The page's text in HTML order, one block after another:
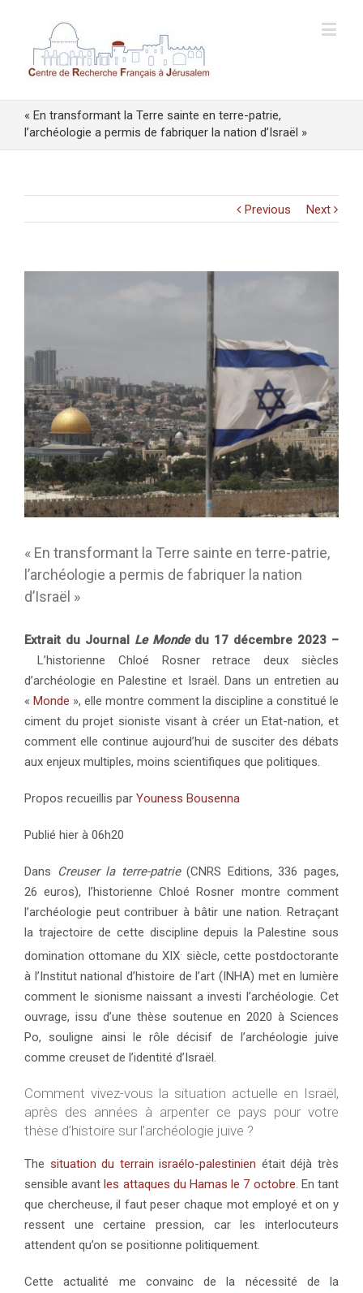
« En transformant la Terre sainte en terre-patrie,
l’archéologie a permis de fabriquer la nation d’Israël »
Previous Next
« En transformant la Terre sainte en terre-patrie,
l’archéologie a permis de fabriquer la nation
d’Israël »
Extrait du Journal Le Mondedu 17 décembre 2023 –
L’historienne Chloé Rosner retrace deux siècles
d’archéologie en Palestine et Israël. Dans un entretien au
« Monde », elle montre comment la discipline a constitué le
ciment du projet sioniste visant à créer un Etat-nation, et
comment elle continue aujourd’hui de susciter des débats
aux enjeux multiples, moins scientifiques que politiques.
Propos recueillis par Youness Bousenna
Publié hier à 06h20
Dans Creuser la terre-patrie(CNRS Editions, 336 pages,
26 euros), l’historienne Chloé Rosner montre comment
l’archéologie peut contribuer à bâtir une nation. Retraçant
la trajectoire de cette discipline depuis la Palestine sous
domination ottomane du XIX siècle, cette postdoctorante
à l’Institut national d’histoire de l’art (INHA) met en lumière
comment le sionisme naissant a investi l’archéologie. Cet
ouvrage, issu d’une thèse soutenue en 2020 à Sciences
Po, souligne ainsi le rôle décisif de l’archéologie juive
comme creuset de l’identité d’Israël.
Comment vivez-vous la situation actuelle en Israël,
après des années à arpenter ce pays pour votre
thèse d’histoire sur l’archéologie juive ?
The situation du terrain israélo-palestinien était déjà très
sensible avantles attaques du Hamas le 7 octobre . En tant
que chercheuse, il faut peser chaque mot employé et on y
ressent une certaine pression, car les interlocuteurs
attendent qu’on se positionne politiquement.
Cette actualité me convainc de la nécessité de la